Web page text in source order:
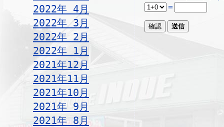
2022年 4月
2022年 3月
2022年 2月
2022年 1月
2021年12月
2021年11月
2021年10月
2021年 9月
2021年 8月
＝